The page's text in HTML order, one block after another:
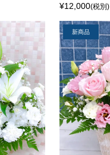
¥12,000(税別)
新商品